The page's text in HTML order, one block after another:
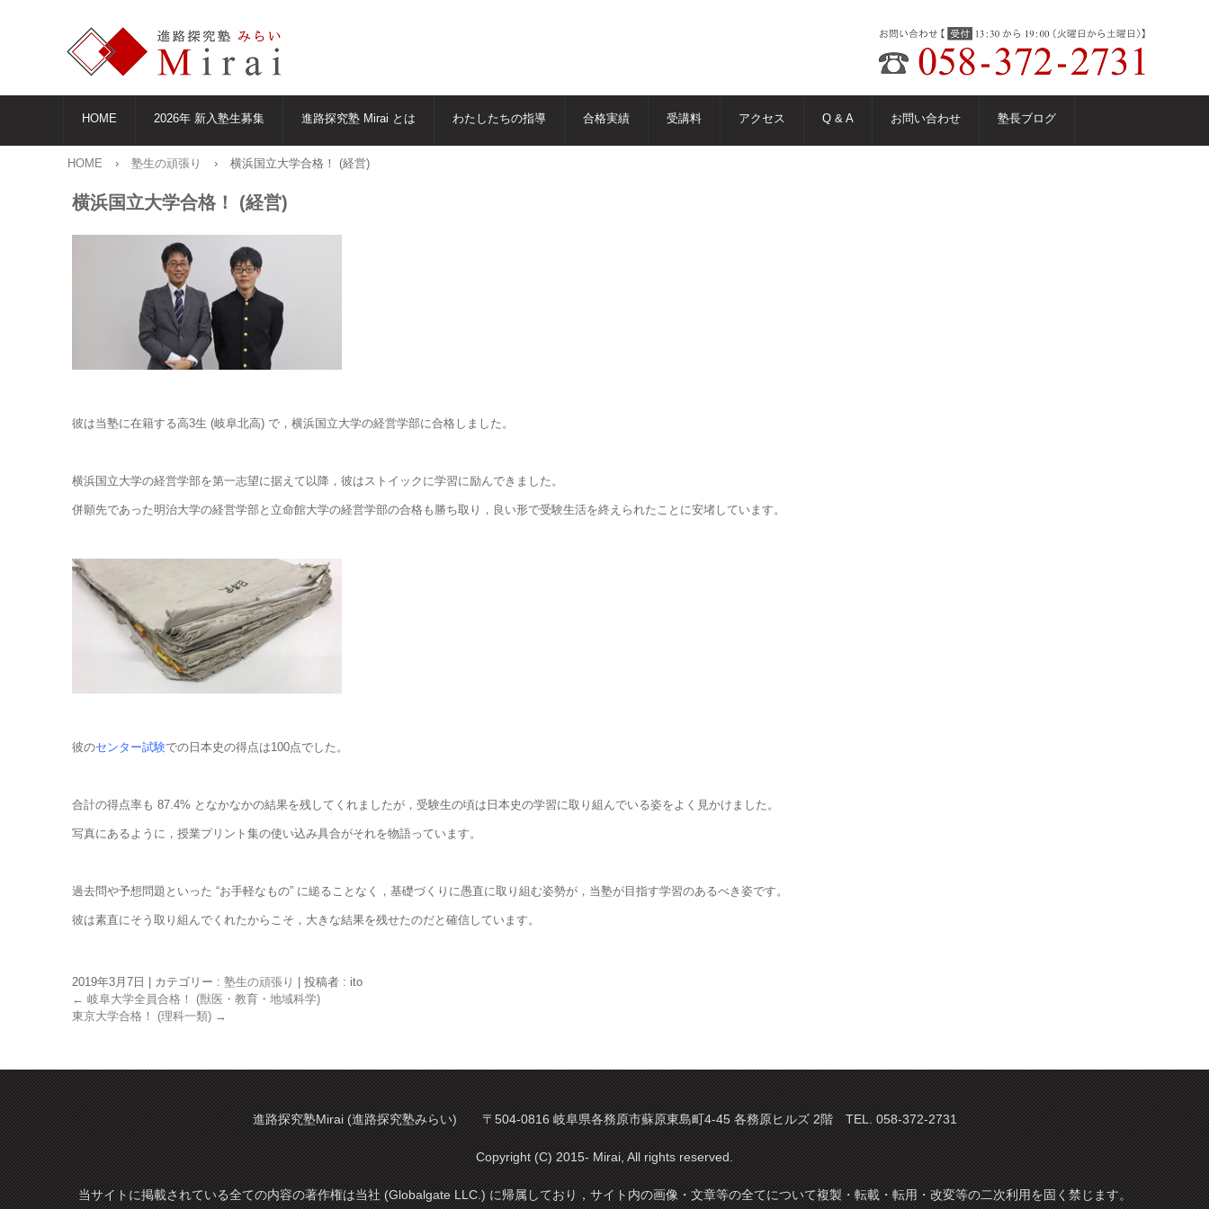
HOME 2026年 新入塾生募集 進路探究塾 Mirai とは わたしたちの指導 合格実績 受講料 アクセス Q & A お問い合わせ 塾長ブログ
HOME › 塾生の頑張り › 横浜国立大学合格！ (経営)
横浜国立大学合格！ (経営)
彼は当塾に在籍する高3生 (岐阜北高) で，横浜国立大学の経営学部に合格しました。
横浜国立大学の経営学部を第一志望に据えて以降，彼はストイックに学習に励んできました。
併願先であった明治大学の経営学部と立命館大学の経営学部の合格も勝ち取り，良い形で受験生活を終えられたことに安堵しています。
彼のセンター試験での日本史の得点は100点でした。
合計の得点率も 87.4% となかなかの結果を残してくれましたが，受験生の頃は日本史の学習に取り組んでいる姿をよく見かけました。
写真にあるように，授業プリント集の使い込み具合がそれを物語っています。
過去問や予想問題といった “お手軽なもの” に縋ることなく，基礎づくりに愚直に取り組む姿勢が，当塾が目指す学習のあるべき姿です。
彼は素直にそう取り組んでくれたからこそ，大きな結果を残せたのだと確信しています。
2019年3月7日 カテゴリー : 塾生の頑張り
投稿者 : ito
← 岐阜大学全員合格！ (獣医・教育・地域科学)
東京大学合格！ (理科一類) →
進路探究塾Mirai (進路探究塾みらい) 〒504-0816 岐阜県各務原市蘇原東島町4-45 各務原ヒルズ 2階 TEL. 058-372-2731
Copyright (C) 2015- Mirai, All rights reserved.
当サイトに掲載されている全ての内容の著作権は当社 (Globalgate LLC.) に帰属しており，サイト内の画像・文章等の全てについて複製・転載・転用・改変等の二次利用を固く禁じます。